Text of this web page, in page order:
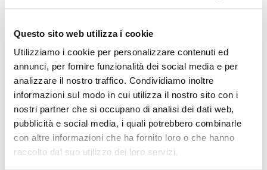
Questo sito web utilizza i cookie
Utilizziamo i cookie per personalizzare contenuti ed
annunci, per fornire funzionalità dei social media e per
analizzare il nostro traffico. Condividiamo inoltre
informazioni sul modo in cui utilizza il nostro sito con i
nostri partner che si occupano di analisi dei dati web,
pubblicità e social media, i quali potrebbero combinarle
con altre informazioni che ha fornito loro o che hanno
raccolto dal suo utilizzo dei loro servizi.
STAMPA FIAIP
Vincenzo Campo - Capo Ufficio Stampa, PR e Media
Via Sardegna 50 - 00187 ROMA
Telefono: (+39) 06.45.23.18.25
Mobile: (+39) 340 79.50.619
E-mail: ufficiostampa@fiaipmail.it
Invia
una email